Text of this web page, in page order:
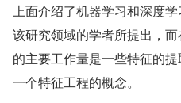
上面介绍了机器学习和深度
该研究领域的学者所提出，
的主要工作量是一些特征的
一个特征工程的概念。